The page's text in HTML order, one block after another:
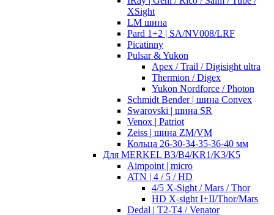
XSight
LM шина
Pard 1+2 | SA/NV008/LRF
Picatinny
Pulsar & Yukon
Apex / Trail / Digisight ultra
Thermion / Digex
Yukon Nordforce / Photon
Schmidt Bender | шина Convex
Swarovski | шина SR
Venox | Patriot
Zeiss | шина ZM/VM
Кольца 26-30-34-35-36-40 мм
Для MERKEL B3/B4/KR1/K3/K5
Aimpoint | micro
ATN | 4 / 5 / HD
4/5 X-Sight / Mars / Thor
HD X-sight I+II/Thor/Mars
Dedal | T2-T4 / Venator